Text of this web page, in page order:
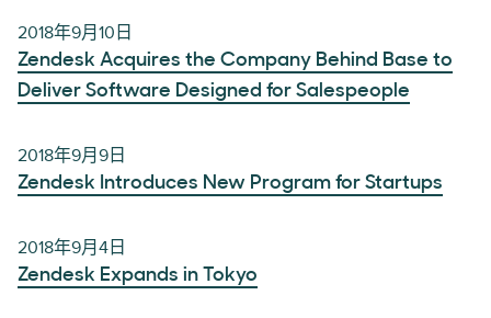
2018年9月10日
Zendesk Acquires the Company Behind Base to
Deliver Software Designed for Salespeople
2018年9月9日
Zendesk Introduces New Program for Startups
2018年9月4日
Zendesk Expands in Tokyo